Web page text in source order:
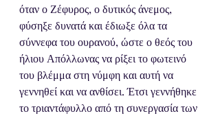
όταν ο Ζέφυρος, ο δυτικός άνεμος,
φύσηξε δυνατά και έδιωξε όλα τα
σύννεφα του ουρανού, ώστε ο θεός του
ήλιου Απόλλωνας να ρίξει το φωτεινό
του βλέμμα στη νύμφη και αυτή να
γεννηθεί και να ανθίσει. Έτσι γεννήθηκε
το τριαντάφυλλο από τη συνεργασία των